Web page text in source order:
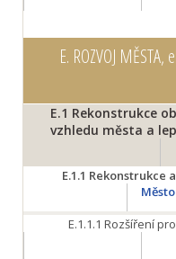
E. ROZVOJ MĚSTA,
E.1 Rekonstrukce
vzhledu města a
E.1.1 Rekonstrukce
Město
E.1.1.1 Rozšíření